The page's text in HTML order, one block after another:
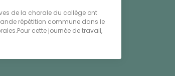
de la chorale du collège ont
répétition commune dans le
cette journée de travail,